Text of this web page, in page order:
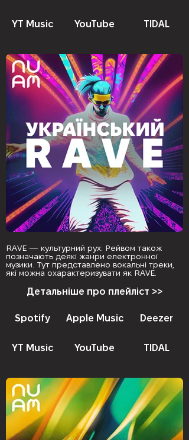
YT Music YouTube TIDAL
RAVE — культурний рух. Рейвом також
позначають деякі жанри електронної
музики. Тут представлено вокальні треки,
які можна охарактеризувати як RAVE.
Детальніше про плейліст >>
Spotify Apple Music Deezer
YT Music YouTube TIDAL